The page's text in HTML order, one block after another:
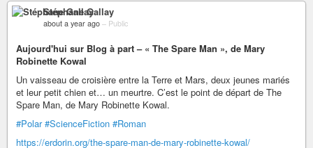
Stéphane Gallay
about a year ago – Public
Aujourd'hui sur Blog à part – « The Spare Man », de Mary
Robinette Kowal
Un vaisseau de croisière entre la Terre et Mars, deux jeunes mariés
et leur petit chien et… un meurtre. C’est le point de départ de The
Spare Man, de Mary Robinette Kowal.
#Polar #ScienceFiction #Roman
https://erdorin.org/the-spare-man-de-mary-robinette-kowal/